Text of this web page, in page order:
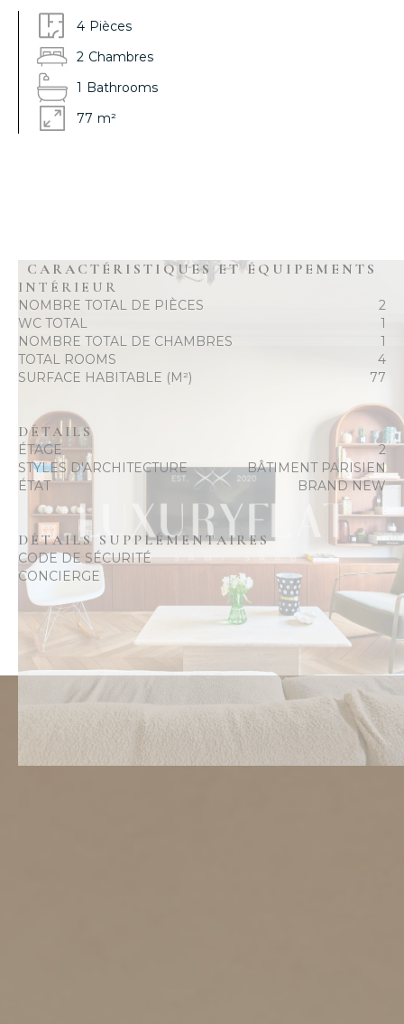
4 Pièces
2 Chambres
1 Bathrooms
77 m²
CARACTÉRISTIQUES ET ÉQUIPEMENTS
INTÉRIEUR
NOMBRE TOTAL DE PIÈCES
2
WC TOTAL
1
NOMBRE TOTAL DE CHAMBRES
1
TOTAL ROOMS
4
SURFACE HABITABLE (M²)
77
DÉTAILS
ÉTAGE
2
STYLES D'ARCHITECTURE
BÂTIMENT PARISIEN
ÉTAT
BRAND NEW
DÉTAILS SUPPLÉMENTAIRES
CODE DE SÉCURITÉ
CONCIERGE